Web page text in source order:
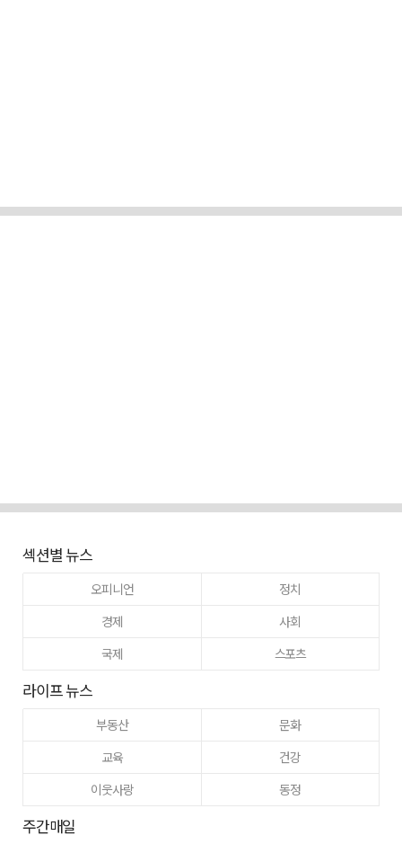
섹션별 뉴스
오피니언
정치
경제
사회
국제
스포츠
라이프 뉴스
부동산
문화
교육
건강
이웃사랑
동정
주간매일